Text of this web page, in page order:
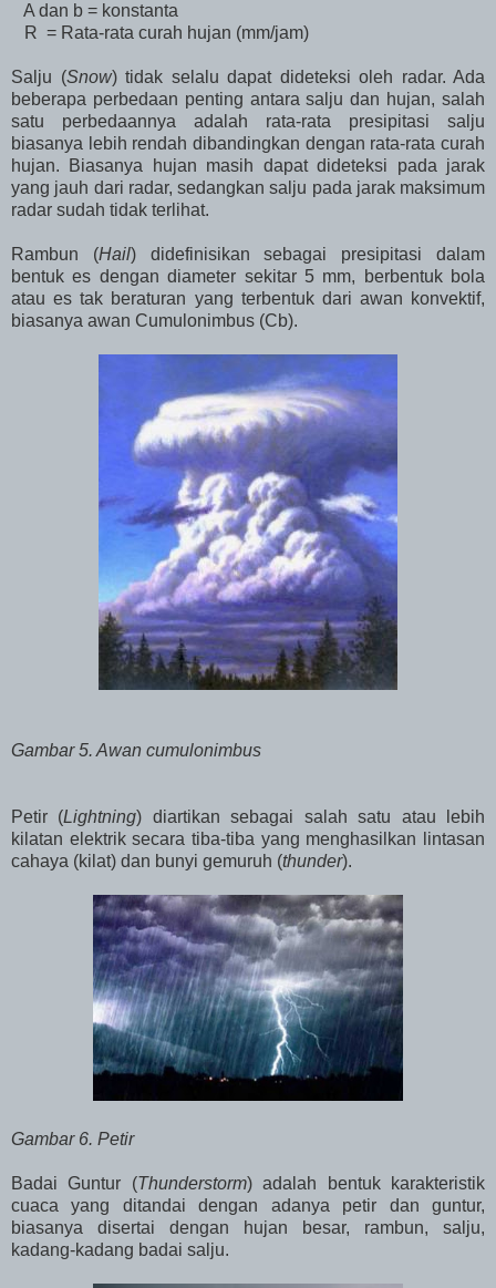
A dan b = konstanta
R = Rata-rata curah hujan (mm/jam)
Salju (Snow) tidak selalu dapat dideteksi oleh radar. Ada
beberapa perbedaan penting antara salju dan hujan, salah
satu perbedaannya adalah rata-rata presipitasi salju
biasanya lebih rendah dibandingkan dengan rata-rata curah
hujan. Biasanya hujan masih dapat dideteksi pada jarak
yang jauh dari radar, sedangkan salju pada jarak maksimum
radar sudah tidak terlihat.
Rambun (Hail) didefinisikan sebagai presipitasi dalam
bentuk es dengan diameter sekitar 5 mm, berbentuk bola
atau es tak beraturan yang terbentuk dari awan konvektif,
biasanya awan Cumulonimbus (Cb).
Gambar 5. Awan cumulonimbus
Petir (Lightning) diartikan sebagai salah satu atau lebih
kilatan elektrik secara tiba-tiba yang menghasilkan lintasan
cahaya (kilat) dan bunyi gemuruh (thunder).
Gambar 6. Petir
Badai Guntur (Thunderstorm) adalah bentuk karakteristik
cuaca yang ditandai dengan adanya petir dan guntur,
biasanya disertai dengan hujan besar, rambun, salju,
kadang-kadang badai salju.